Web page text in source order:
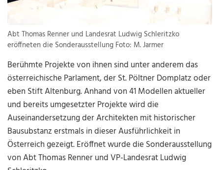
Abt Thomas Renner und Landesrat Ludwig Schleritzko
eröffneten die Sonderausstellung Foto: M. Jarmer
Berühmte Projekte von ihnen sind unter anderem das
österreichische Parlament, der St. Pöltner Domplatz oder
eben Stift Altenburg. Anhand von 41 Modellen aktueller
und bereits umgesetzter Projekte wird die
Auseinandersetzung der Architekten mit historischer
Bausubstanz erstmals in dieser Ausführlichkeit in
Österreich gezeigt. Eröffnet wurde die Sonderausstellung
von Abt Thomas Renner und VP-Landesrat Ludwig